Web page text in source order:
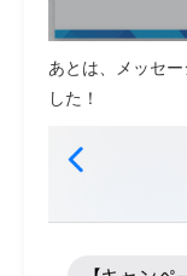
あとは、メッセ
した！